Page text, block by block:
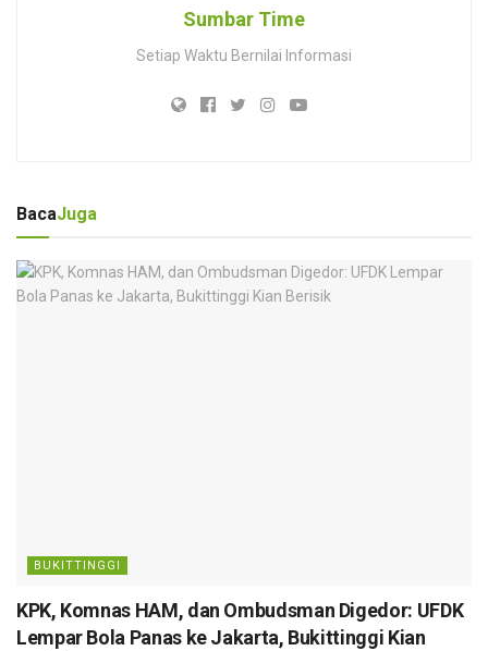
Sumbar Time
Setiap Waktu Bernilai Informasi
BacaJuga
BUKITTINGGI
KPK, Komnas HAM, dan Ombudsman Digedor: UFDK
Lempar Bola Panas ke Jakarta, Bukittinggi Kian